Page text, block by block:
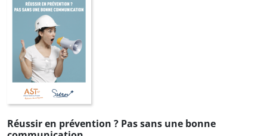
Réussir en prévention ? Pas sans une bonne